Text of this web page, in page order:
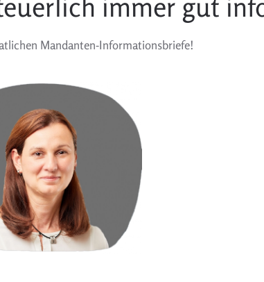
immer gut
Mandanten-Informationsbriefe!